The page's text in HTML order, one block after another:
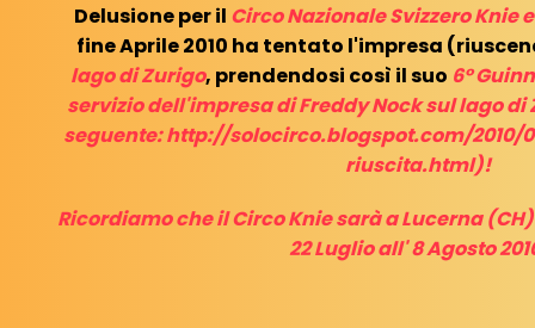
Delusione per il Circo Nazionale Svizzero Knie
fine Aprile 2010 ha tentato l'impresa
lago di Zurigo, prendendosi così il suo 6°
servizio dell'impresa di Freddy Nock sul lago
seguente:http://solocirco.blogspot.com/
riuscita.html)!
Ricordiamo che il Circo Knie sarà a Lucerna
22 Luglio all' 8 Agosto